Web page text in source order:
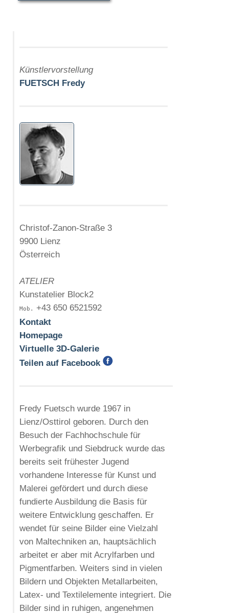
Künstlervorstellung
FUETSCH Fredy
Christof-Zanon-Straße 3
9900 Lienz
Österreich
ATELIER
Kunstatelier Block2
Mob.
+43 650 6521592
Kontakt
Homepage
Virtuelle 3D-Galerie
Teilen auf Facebook
Fredy Fuetsch wurde 1967 in
Lienz/Osttirol geboren. Durch den
Besuch der Fachhochschule für
Werbegrafik und Siebdruck wurde das
bereits seit frühester Jugend
vorhandene Interesse für Kunst und
Malerei gefördert und durch diese
fundierte Ausbildung die Basis für
weitere Entwicklung geschaffen. Er
wendet für seine Bilder eine Vielzahl
von Maltechniken an, hauptsächlich
arbeitet er aber mit Acrylfarben und
Pigmentfarben. Weiters sind in vielen
Bildern und Objekten Metallarbeiten,
Latex- und Textilelemente integriert. Die
Bilder sind in ruhigen, angenehmen